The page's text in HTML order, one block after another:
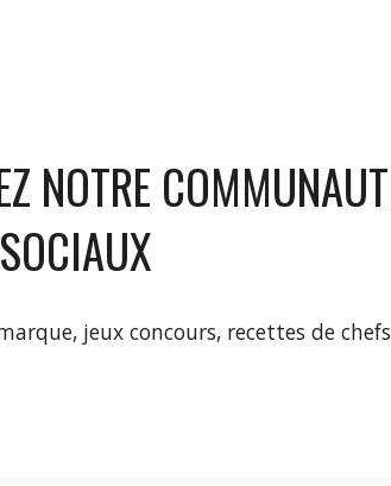
NOTRE
jeux concours, recettes de